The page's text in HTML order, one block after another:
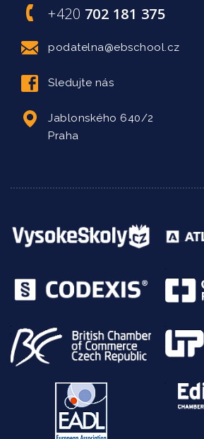
+420 702 181 375
podatelna@ebschool.cz
Sledujte nás
Jablonského 640/2
Praha